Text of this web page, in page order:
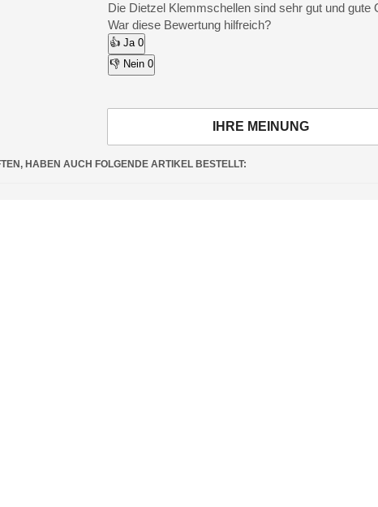
Die Dietzel Klemmschellen sind sehr gut und gute
War diese Bewertung hilfreich?
👍 Ja0
👎 Nein0
IHRE MEINUNG
HABEN AUCH FOLGENDE ARTIKEL BESTELLT: